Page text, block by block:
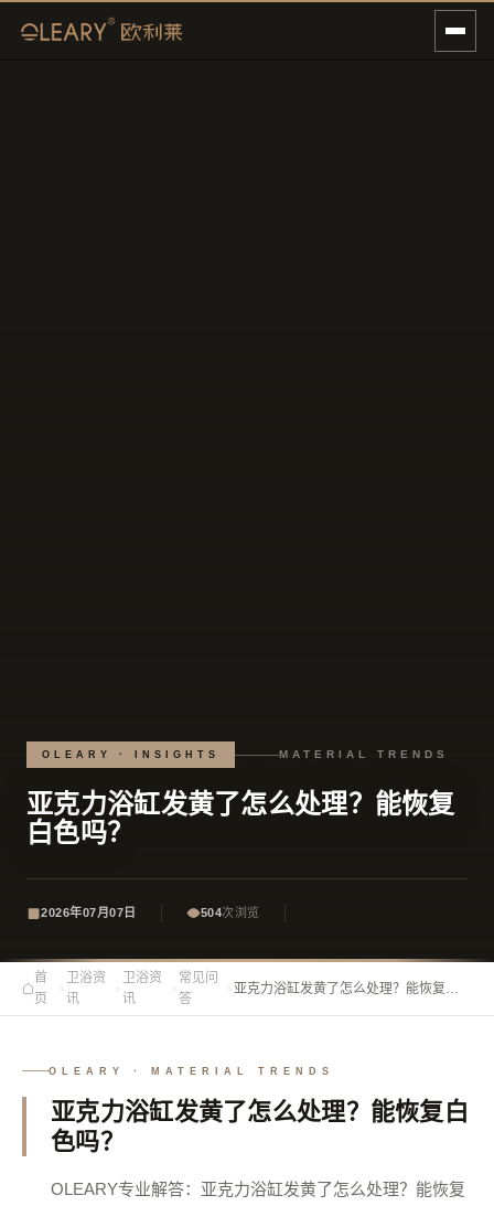
OLEARY · INSIGHTS MATERIAL TRENDS
亚克力浴缸发黄了怎么处理？能恢复
白色吗？
2026年07月07日 504次浏览
首
页
›
卫浴资
讯
›
卫浴资
讯
›
常见问
答
› 亚克力浴缸发黄了怎么处理？能恢复白
OLEARY · MATERIAL TRENDS
亚克力浴缸发黄了怎么处理？能恢复白
色吗？
OLEARY专业解答：亚克力浴缸发黄了怎么处理？能恢复